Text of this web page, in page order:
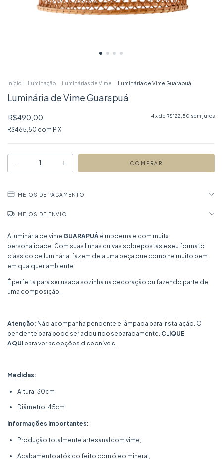
Início Iluminação Luminárias de Vime Luminária de Vime Guarapuá
Luminária de Vime Guarapuá
R$490,00
R$465,50 com PIX
4x de R$122,50 sem juros
MEIOS DE PAGAMENTO
MEIOS DE ENVIO
A luminária de vime GUARAPUÁ é moderna e com muita
personalidade. Com suas linhas curvas sobrepostas e seu formato
clássico de luminária, fazem dela uma peça que combine muito bem
em qualquer ambiente.
É perfeita para ser usada sozinha na decoração ou fazendo parte de
uma composição.
Atenção: Não acompanha pendente e lâmpada para instalação. O
pendente para pode ser adquirido separadamente. CLIQUE
AQUI para ver as opções disponíveis.
Medidas:
Altura: 30cm
Diâmetro: 45cm
Informações Importantes:
Produção totalmente artesanal com vime;
Acabamento atóxico feito com óleo mineral;